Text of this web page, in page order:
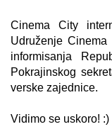
Cinema City
Udruženje
informisanja
Pokrajinskog
verske zajednice.
Vidimo se uskoro! :)